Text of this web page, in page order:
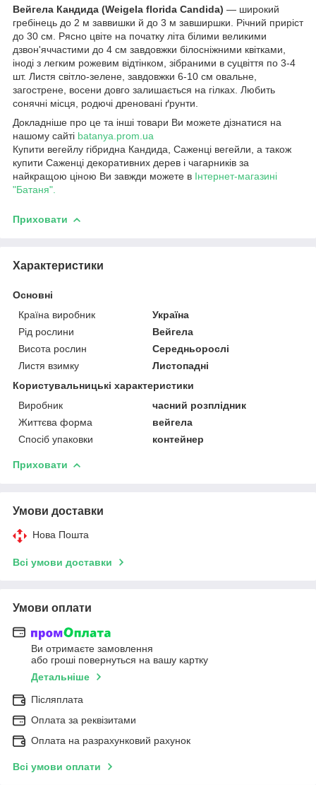
Вейгела Кандида (Weigela florida Candida) — широкий
гребінець до 2 м заввишки й до 3 м завширшки. Річний приріст
до 30 см. Рясно цвіте на початку літа білими великими
дзвон'яччастими до 4 см завдовжки білосніжними квітками,
іноді з легким рожевим відтінком, зібраними в суцвіття по 3-4
шт. Листя світло-зелене, завдовжки 6-10 см овальне,
загострене, восени довго залишається на гілках. Любить
сонячні місця, родючі дреновані ґрунти.
Докладніше про це та інші товари Ви можете дізнатися на
нашому сайті batanya.prom.ua
Купити вегейлу гібридна Кандида, Саженці вегейли, а також
купити Саженці декоративних дерев і чагарників за
найкращою ціною Ви завжди можете в Інтернет-магазині
"Батаня".
Приховати
Характеристики
Основні
Країна виробник
Україна
Рід рослини
Вейгела
Висота рослин
Середньорослі
Листя взимку
Листопадні
Користувальницькі характеристики
Виробник
часний розплідник
Життєва форма
вейгела
Спосіб упаковки
контейнер
Приховати
Умови доставки
Нова Пошта
Всі умови доставки
Умови оплати
Ви отримаєте замовлення
або гроші повернуться на вашу картку
Детальніше
Післяплата
Оплата за реквізитами
Оплата на разрахунковий рахунок
Всі умови оплати